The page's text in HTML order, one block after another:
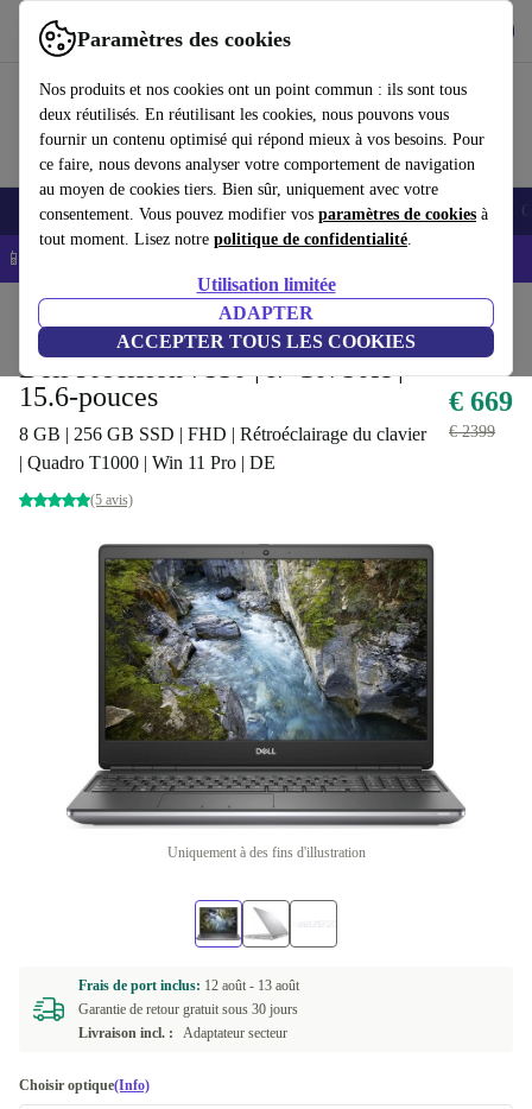
Paramètres des cookies
Nos produits et nos cookies ont un point commun : ils sont tous
deux réutilisés. En réutilisant les cookies, nous pouvons vous
fournir un contenu optimisé qui répond mieux à vos besoins. Pour
ce faire, nous devons analyser votre comportement de navigation
au moyen de cookies tiers. Bien sûr, uniquement avec votre
consentement. Vous pouvez modifier vos paramètres de cookies à
tout moment. Lisez notre politique de confidentialité.
Utilisation limitée
ADAPTER
ACCEPTER TOUS LES COOKIES
Utilisez refurbed rapidement et facilement
Smartphones Laptops Tablettes Montres connectées Accessoires
📱 -5% EXTRA sur les iPhones – Code : IPHONEDEAL -
Ordinateurs portables Ordinateurs portables Dell
Dell Precision 7550 | i7-10750H |
15.6-pouces
8 GB | 256 GB SSD | FHD | Rétroéclairage du clavier
| Quadro T1000 | Win 11 Pro | DE
(5 avis)
€ 669
€ 2399
Uniquement à des fins d'illustration
Frais de port inclus: 12 août - 13 août
Garantie de retour gratuit sous 30 jours
Livraison incl. :
Adaptateur secteur
Choisir optique(Info)